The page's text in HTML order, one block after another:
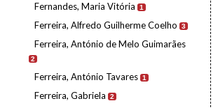
Fernandes, Maria Vitória 1
Ferreira, Alfredo Guilherme Coelho 3
Ferreira, António de Melo Guimarães
2
Ferreira, António Tavares 1
Ferreira, Gabriela 2